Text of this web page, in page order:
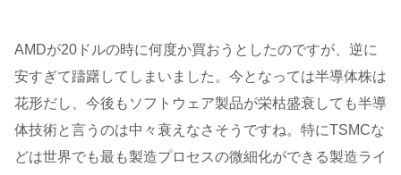
AMDが20ドルの時に何度か買おうとしたのですが、逆に
安すぎて躊躇してしまいました。今となっては半導体株は
花形だし、今後もソフトウェア製品が栄枯盛衰しても半導
体技術と言うのは中々衰えなさそうですね。特にTSMCな
どは世界でも最も製造プロセスの微細化ができる製造ライ